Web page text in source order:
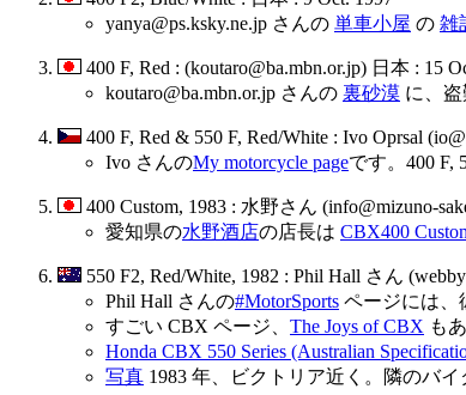
yanya@ps.ksky.ne.jp さんの 単車小屋 の 雑
400 F, Red : (koutaro@ba.mbn.or.jp) 日本 : 15
koutaro@ba.mbn.or.jp さんの 裏砂漠 に、
400 F, Red & 550 F, Red/White : Ivo Oprsal
Ivo さんのMy motorcycle pageです。400 F,
400 Custom, 1983 : 水野さん (info@mizuno-
愛知県の水野酒店の店長は CBX400
550 F2, Red/White, 1982 : Phil Hall さん
Phil Hall さんの#MotorSports ページには、
すごい CBX ページ、 The Joys of CBX も
Honda CBX 550 Series (Australian
写真 1983 年、ビクトリア近く。隣のバイ